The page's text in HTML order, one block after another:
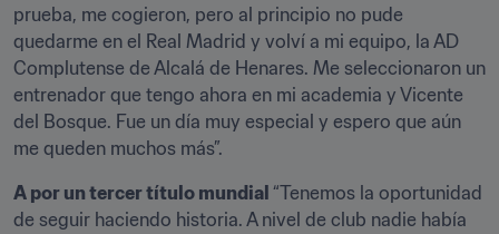
prueba, me cogieron, pero al principio no pude
quedarme en el Real Madrid y volví a mi equipo, la AD
Complutense de Alcalá de Henares. Me seleccionaron un
entrenador que tengo ahora en mi academia y Vicente
del Bosque. Fue un día muy especial y espero que aún
me queden muchos más”.
A por un tercer título mundial “Tenemos la oportunidad
de seguir haciendo historia. A nivel de club nadie había